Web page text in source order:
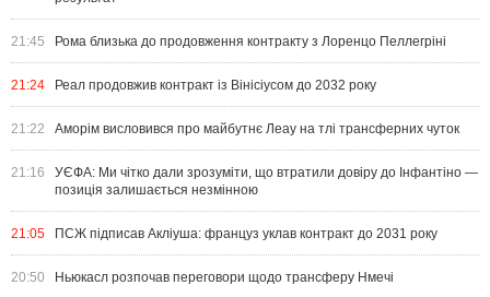
21:45 Рома близька до продовження контракту з Лоренцо Пеллегріні
21:24 Реал продовжив контракт із Вінісіусом до 2032 року
21:22 Аморім висловився про майбутнє Леау на тлі трансферних чуток
21:16
УЄФА: Ми чітко дали зрозуміти, що втратили довіру до Інфантіно —
позиція залишається незмінною
21:05 ПСЖ підписав Акліуша: француз уклав контракт до 2031 року
20:50 Ньюкасл розпочав переговори щодо трансферу Нмечі